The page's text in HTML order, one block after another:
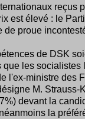
reçus
est élevé : le
proue
de DSK
les
l'ex-ministre des
M.
devant la
la